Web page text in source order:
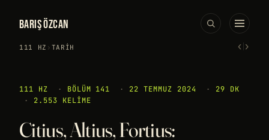
BARIŞ ÖZCAN
111 HZ › TARIH ‹›
111 HZ · BÖLÜM 141 · 22 TEMMUZ 2024 ·
29 DK
·
2.553 KELIME
Citius, Altius, Fortius: